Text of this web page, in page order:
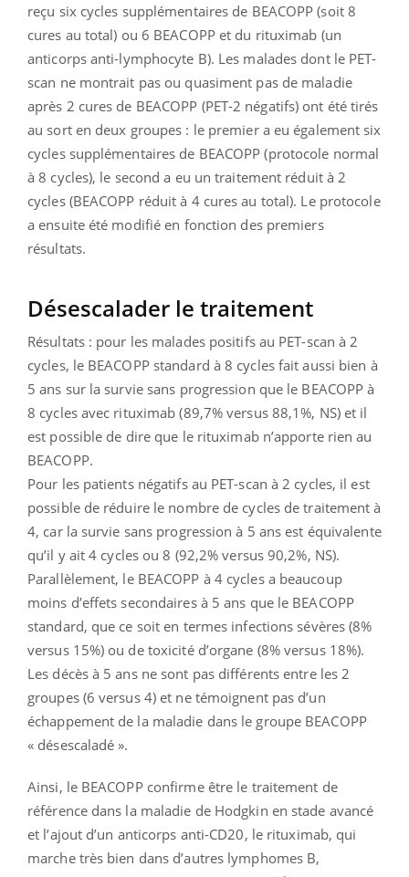
reçu six cycles supplémentaires de BEACOPP (soit 8
cures au total) ou 6 BEACOPP et du rituximab (un
anticorps anti-lymphocyte B). Les malades dont le PET-
scan ne montrait pas ou quasiment pas de maladie
après 2 cures de BEACOPP (PET-2 négatifs) ont été tirés
au sort en deux groupes : le premier a eu également six
cycles supplémentaires de BEACOPP (protocole normal
à 8 cycles), le second a eu un traitement réduit à 2
cycles (BEACOPP réduit à 4 cures au total). Le protocole
a ensuite été modifié en fonction des premiers
résultats.
Désescalader le traitement
Résultats : pour les malades positifs au PET-scan à 2
cycles, le BEACOPP standard à 8 cycles fait aussi bien à
5 ans sur la survie sans progression que le BEACOPP à
8 cycles avec rituximab (89,7% versus 88,1%, NS) et il
est possible de dire que le rituximab n’apporte rien au
BEACOPP.
Pour les patients négatifs au PET-scan à 2 cycles, il est
possible de réduire le nombre de cycles de traitement à
4, car la survie sans progression à 5 ans est équivalente
qu’il y ait 4 cycles ou 8 (92,2% versus 90,2%, NS).
Parallèlement, le BEACOPP à 4 cycles a beaucoup
moins d’effets secondaires à 5 ans que le BEACOPP
standard, que ce soit en termes infections sévères (8%
versus 15%) ou de toxicité d’organe (8% versus 18%).
Les décès à 5 ans ne sont pas différents entre les 2
groupes (6 versus 4) et ne témoignent pas d’un
échappement de la maladie dans le groupe BEACOPP
« désescaladé ».
Ainsi, le BEACOPP confirme être le traitement de
référence dans la maladie de Hodgkin en stade avancé
et l’ajout d’un anticorps anti-CD20, le rituximab, qui
marche très bien dans d’autres lymphomes B,